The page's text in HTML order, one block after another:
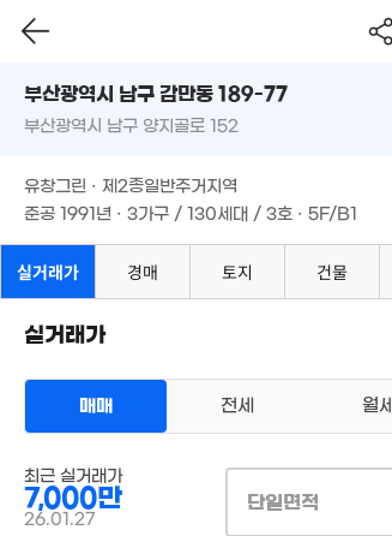
부산광역시 남구 감만동 189-77
부산광역시 남구 양지골로 152
유창그린 · 제2종일반주거지역
준공 1991년 · 3가구 / 130세대 / 3호 · 5F/B1
실거래가 경매 토지 건물
실거래가
매매 전세 월세
최근 실거래가
7,000만
26.01.27
단일면적